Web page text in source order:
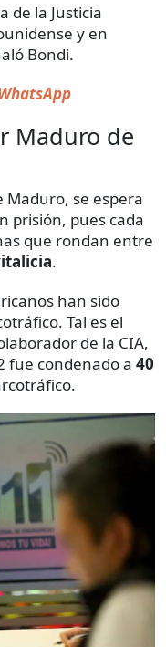
de la Justicia
y en
Bondi.
Maduro de
Maduro, se espera
prisión, pues cada
que rondan entre
.
han sido
Tal es el
de la CIA,
fue condenado a 40